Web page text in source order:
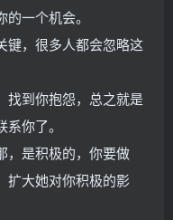
一个机会。
键，很多人都会忽略这
找到你抱怨，总之就是
你了。
，是积极的，你要做
扩大她对你积极的影